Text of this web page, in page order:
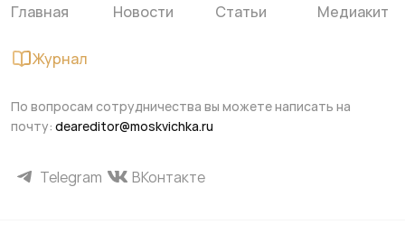
Главная Новости Статьи Медиакит
Журнал
По вопросам сотрудничества вы можете написать на
почту: deareditor@moskvichka.ru
Telegram ВКонтакте